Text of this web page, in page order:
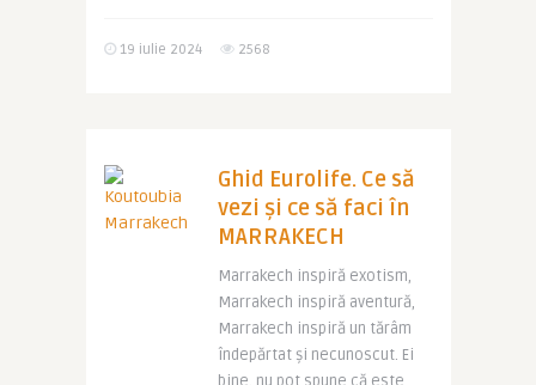
19 iulie 2024 2568
Ghid Eurolife. Ce să
vezi și ce să faci în
MARRAKECH
Marrakech inspiră exotism,
Marrakech inspiră aventură,
Marrakech inspiră un tărâm
îndepărtat și necunoscut. Ei